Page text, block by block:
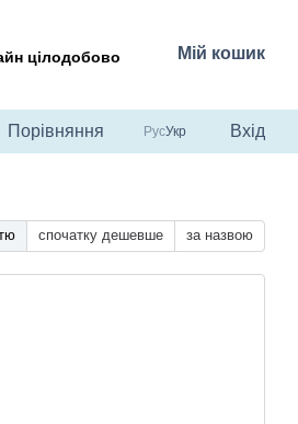
цілодобово
Мій кошик
Порівняння РусУкр Вхід
спочатку дешевше за назвою